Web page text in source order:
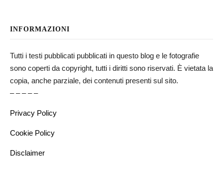
INFORMAZIONI
Tutti i testi pubblicati pubblicati in questo blog e le fotografie
sono coperti da copyright, tutti i diritti sono riservati. È vietata la
copia, anche parziale, dei contenuti presenti sul sito.
– – – – –
Privacy Policy
Cookie Policy
Disclaimer